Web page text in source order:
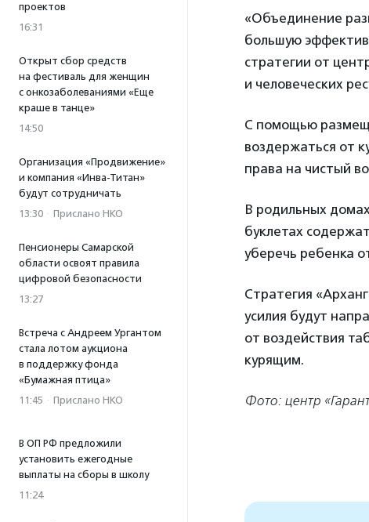
проектов
16:31
Открыт сбор средств
на фестиваль для женщин
с онкозаболеваниями «Еще
краше в танце»
14:50
Организация «Продвижение»
и компания «Инва-Титан»
будут сотрудничать
13:30 · Прислано НКО
Пенсионеры Самарской
области освоят правила
цифровой безопасности
13:27
Встреча с Андреем Ургантом
стала лотом аукциона
в поддержку фонда
«Бумажная птица»
11:45 · Прислано НКО
В ОП РФ предложили
установить ежегодные
выплаты на сборы в школу
11:24
«Объединение
большую
стратегии от
и человеческих
С помощью
воздержаться от
права на чистый
В родильных
буклетах
уберечь ребенка
Стратегия
усилия будут
от воздействия
курящим.
Фото: центр